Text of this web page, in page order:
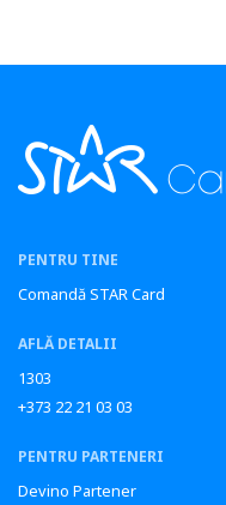
PENTRU TINE
Comandă STAR Card
AFLĂ DETALII
1303
+373 22 21 03 03
PENTRU PARTENERI
Devino Partener